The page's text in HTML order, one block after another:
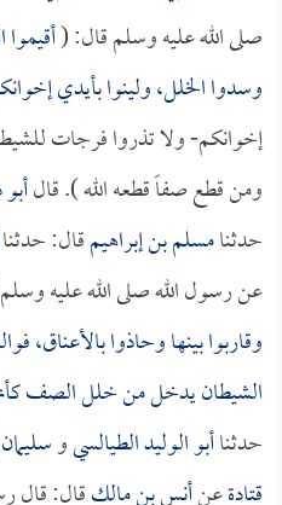
صلى الله عليه وسلم قال: (
وسدوا الخلل، ولينوا بأيدي
إخوانكم- ولا تذروا فرجات
ومن قطع صفاً قطعه الله ). قال
حدثنامسلم بن إبراهيمقال:
عن رسول الله صلى الله عليه
وقاربوا بينها وحاذوا بالأعناق،
الشيطان يدخل من خلل الصف
حدثناأبو الوليد الطيالسيو